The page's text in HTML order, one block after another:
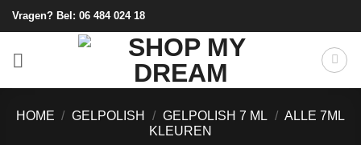
Ga
naar
Vragen? Bel: 06 484 024 18
HOME / GELPOLISH / GELPOLISH 7 ML / ALLE 7ML
KLEUREN